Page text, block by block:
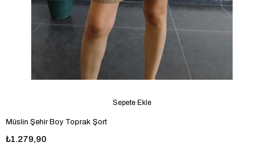
Müslin Şehir Boy Toprak Şort
₺1.279,90
Sepete Ekle